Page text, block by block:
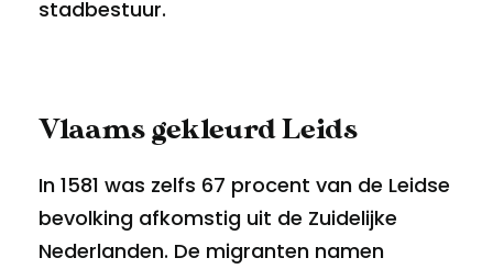
stadbestuur.
Vlaams gekleurd Leids
In 1581 was zelfs 67 procent van de Leidse
bevolking afkomstig uit de Zuidelijke
Nederlanden. De migranten namen